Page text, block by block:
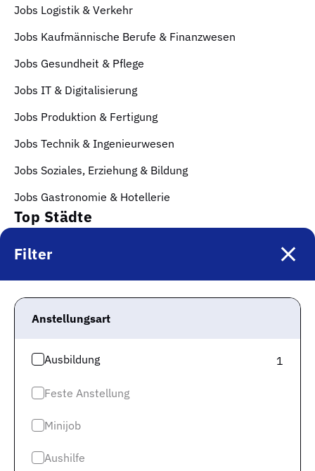
Filter
Anstellungsart
Ausbildung 1
Feste Anstellung
Minijob
Aushilfe
Jobs Logistik & Verkehr
Jobs Kaufmännische Berufe & Finanzwesen
Jobs Gesundheit & Pflege
Jobs IT & Digitalisierung
Jobs Produktion & Fertigung
Jobs Technik & Ingenieurwesen
Jobs Soziales, Erziehung & Bildung
Jobs Gastronomie & Hotellerie
Top Städte
Jobs in München
Jobs in Berlin
Jobs in Frankfurt
Jobs in Düsseldorf
Jobs in Köln
Mehr Infos